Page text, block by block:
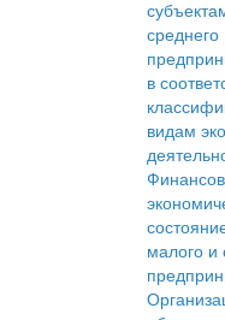
среднего
в
видам
малого и